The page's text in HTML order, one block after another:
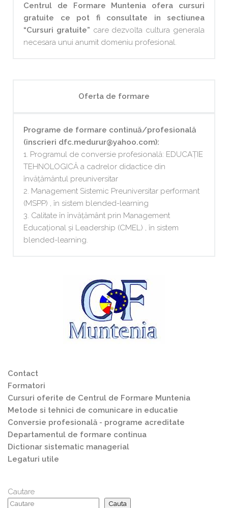
Centrul de Formare Muntenia ofera cursuri
gratuite ce pot fi consultate in sectiunea
“Cursuri gratuite” care dezvolta cultura generala
necesara unui anumit domeniu profesional.
Oferta de formare
Programe de formare continuă/profesională
(inscrieri dfc.medurur@yahoo.com):
1. Programul de conversie profesională: EDUCAȚIE
TEHNOLOGICĂ a cadrelor didactice din
învățămăntul preuniversitar
2. Management Sistemic Preuniversitar performant
(MSPP) , în sistem blended-learning
3. Calitate în învățământ prin Management
Educațional și Leadership (CMEL) , în sistem
blended-learning.
Contact
Formatori
Cursuri oferite de Centrul de Formare Muntenia
Metode si tehnici de comunicare in educatie
Conversie profesională - programe acreditate
Departamentul de formare continua
Dictionar sistematic managerial
Legaturi utile
Cautare
Cauta